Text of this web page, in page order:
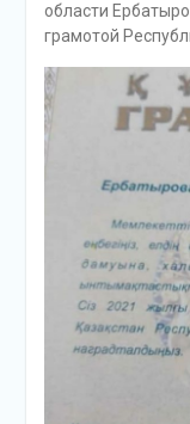
области
грамотой